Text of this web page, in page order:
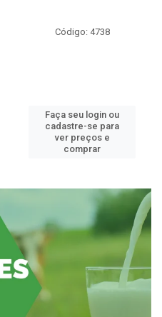
Código: 4738
Faça seu login ou
cadastre-se para
ver preços e
comprar